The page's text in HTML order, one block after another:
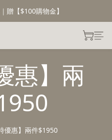
贈【$100購物金】
惠】兩
優惠】兩件$1950